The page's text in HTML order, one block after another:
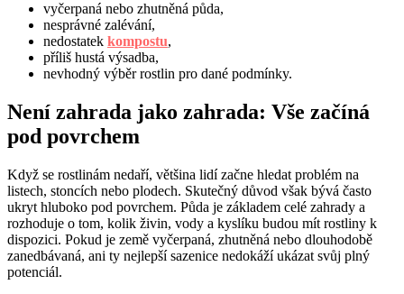
vyčerpaná nebo zhutněná půda,
nesprávné zalévání,
nedostatek kompostu,
příliš hustá výsadba,
nevhodný výběr rostlin pro dané podmínky.
Není zahrada jako zahrada: Vše začíná
pod povrchem
Když se rostlinám nedaří, většina lidí začne hledat problém na
listech, stoncích nebo plodech. Skutečný důvod však bývá často
ukryt hluboko pod povrchem. Půda je základem celé zahrady a
rozhoduje o tom, kolik živin, vody a kyslíku budou mít rostliny k
dispozici. Pokud je země vyčerpaná, zhutněná nebo dlouhodobě
zanedbávaná, ani ty nejlepší sazenice nedokáží ukázat svůj plný
potenciál.